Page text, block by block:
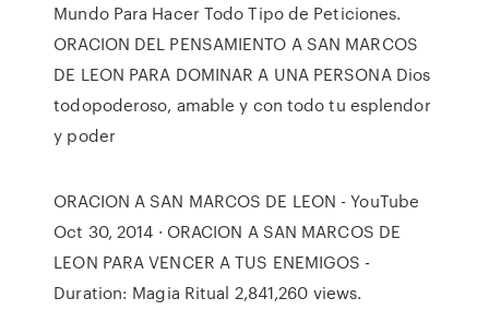
Mundo Para Hacer Todo Tipo de Peticiones.
ORACION DEL PENSAMIENTO A SAN MARCOS
DE LEON PARA DOMINAR A UNA PERSONA Dios
todopoderoso, amable y con todo tu esplendor
y poder
ORACION A SAN MARCOS DE LEON - YouTube
Oct 30, 2014 · ORACION A SAN MARCOS DE
LEON PARA VENCER A TUS ENEMIGOS -
Duration: Magia Ritual 2,841,260 views.